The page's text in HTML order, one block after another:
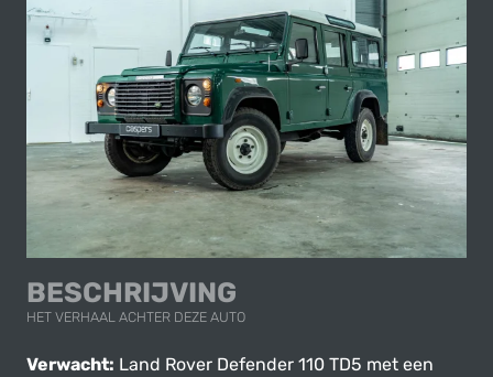
BESCHRIJVING
HET VERHAAL ACHTER DEZE AUTO
Verwacht: Land Rover Defender 110 TD5 met een